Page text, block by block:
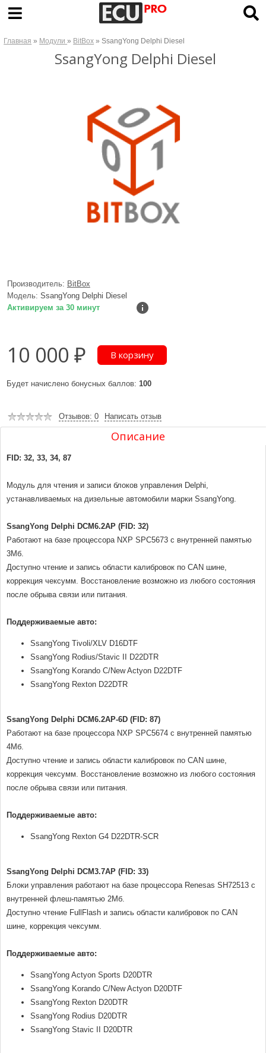
Главная » Модули» BitBox » SsangYong Delphi Diesel
SsangYong Delphi Diesel
Производитель: BitBox
Модель: SsangYong Delphi Diesel
Активируем за 30 минут
10 000 ₽
Будет начислено бонусных баллов: 100
Отзывов: 0 Написать отзыв
Описание
FID: 32, 33, 34, 87
Модуль для чтения и записи блоков управления Delphi,
устанавливаемых на дизельные автомобили марки SsangYong.
SsangYong Delphi DCM6.2AP (FID: 32)
Работают на базе процессора NXP SPC5673 с внутренней памятью
3Мб.
Доступно чтение и запись области калибровок по CAN шине,
коррекция чексумм. Восстановление возможно из любого состояния
после обрыва связи или питания.
Поддерживаемые авто:
SsangYong Tivoli/XLV D16DTF
SsangYong Rodius/Stavic II D22DTR
SsangYong Korando C/New Actyon D22DTF
SsangYong Rexton D22DTR
SsangYong Delphi DCM6.2AP-6D (FID: 87)
Работают на базе процессора NXP SPC5674 с внутренней памятью
4Мб.
Доступно чтение и запись области калибровок по CAN шине,
коррекция чексумм. Восстановление возможно из любого состояния
после обрыва связи или питания.
Поддерживаемые авто:
SsangYong Rexton G4 D22DTR-SCR
SsangYong Delphi DCM3.7AP (FID: 33)
Блоки управления работают на базе процессора Renesas SH72513 с
внутренней флеш-памятью 2Мб.
Доступно чтение FullFlash и запись области калибровок по CAN
шине, коррекция чексумм.
Поддерживаемые авто:
SsangYong Actyon Sports D20DTR
SsangYong Korando C/New Actyon D20DTF
SsangYong Rexton D20DTR
SsangYong Rodius D20DTR
SsangYong Stavic II D20DTR